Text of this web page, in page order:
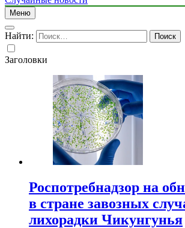
Меню
Найти:
Заголовки
Роспотребнадзор на
в стране завозных
лихорадки Чикунгунья